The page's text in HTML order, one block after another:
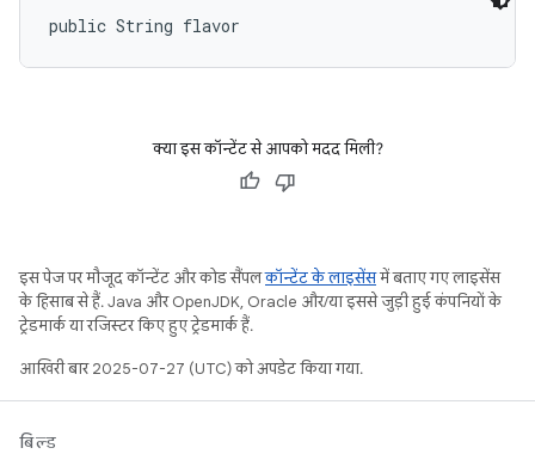
public String flavor
क्या इस कॉन्टेंट से आपको मदद मिली?
इस पेज पर मौजूद कॉन्टेंट और कोड सैंपलकॉन्टेंट के लाइसेंसमें बताए गए लाइसेंस
के हिसाब से हैं. Java और OpenJDK, Oracle और/या इससे जुड़ी हुई कंपनियों के
ट्रेडमार्क या रजिस्टर किए हुए ट्रेडमार्क हैं.
आखिरी बार 2025-07-27 (UTC) को अपडेट किया गया.
बिल्ड